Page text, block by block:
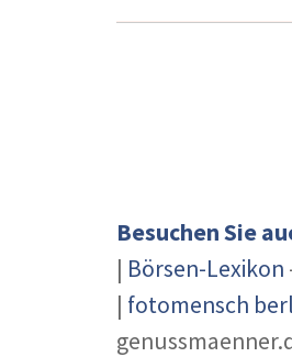
Besuchen Sie
| Börsen-Lexikon
| fotomensch